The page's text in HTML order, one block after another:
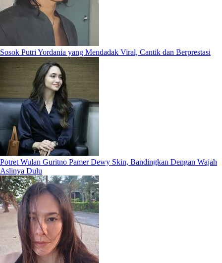
Sosok Putri Yordania yang Mendadak Viral, Cantik dan Berprestasi
Potret Wulan Guritno Pamer Dewy Skin, Bandingkan Dengan Wajah
Aslinya Dulu